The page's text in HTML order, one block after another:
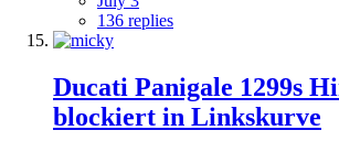
136 replies
Ducati Panigale 1299s
blockiert in Linkskurve